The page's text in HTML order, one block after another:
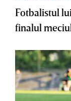
Fotbalistul
finalul